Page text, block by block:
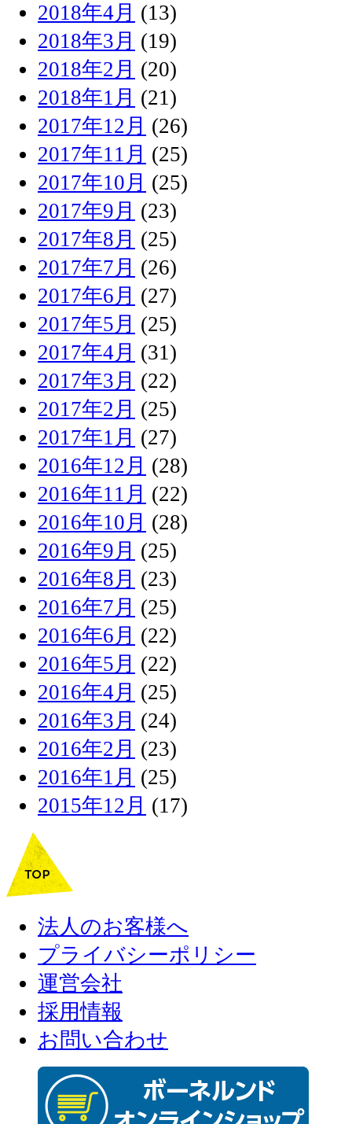
2018年4月 (13)
2018年3月 (19)
2018年2月 (20)
2018年1月 (21)
2017年12月 (26)
2017年11月 (25)
2017年10月 (25)
2017年9月 (23)
2017年8月 (25)
2017年7月 (26)
2017年6月 (27)
2017年5月 (25)
2017年4月 (31)
2017年3月 (22)
2017年2月 (25)
2017年1月 (27)
2016年12月 (28)
2016年11月 (22)
2016年10月 (28)
2016年9月 (25)
2016年8月 (23)
2016年7月 (25)
2016年6月 (22)
2016年5月 (22)
2016年4月 (25)
2016年3月 (24)
2016年2月 (23)
2016年1月 (25)
2015年12月 (17)
法人のお客様へ
プライバシーポリシー
運営会社
採用情報
お問い合わせ